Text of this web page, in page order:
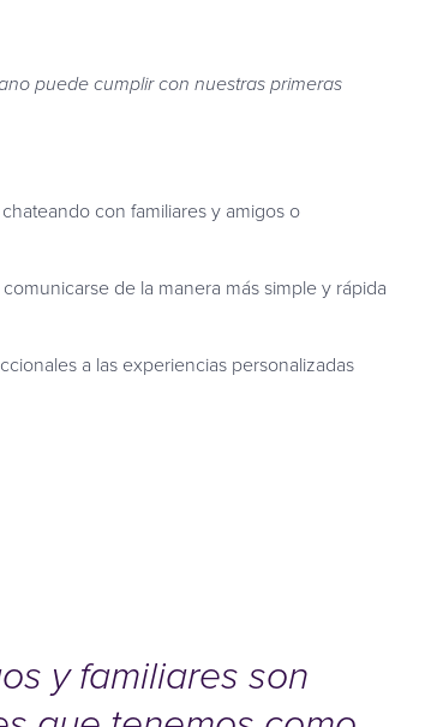
puede cumplir con nuestras primeras
con familiares y amigos o
de la manera más simple y rápida
a las experiencias personalizadas
y familiares son